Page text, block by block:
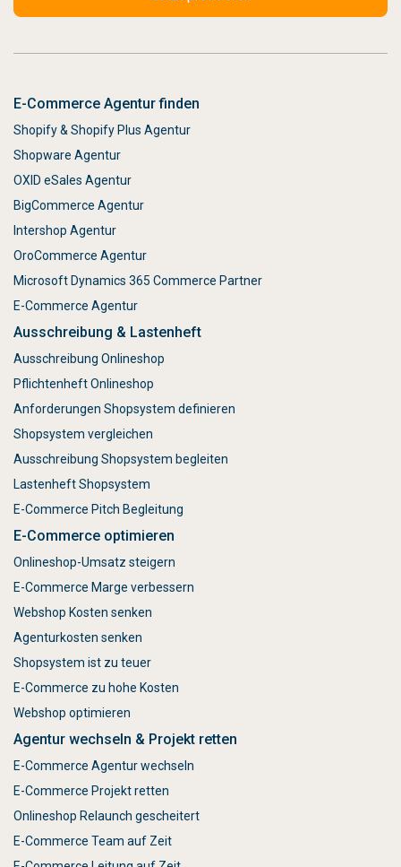
E-Commerce Agentur finden
Shopify & Shopify Plus Agentur
Shopware Agentur
OXID eSales Agentur
BigCommerce Agentur
Intershop Agentur
OroCommerce Agentur
Microsoft Dynamics 365 Commerce Partner
E-Commerce Agentur
Ausschreibung & Lastenheft
Ausschreibung Onlineshop
Pflichtenheft Onlineshop
Anforderungen Shopsystem definieren
Shopsystem vergleichen
Ausschreibung Shopsystem begleiten
Lastenheft Shopsystem
E-Commerce Pitch Begleitung
E-Commerce optimieren
Onlineshop-Umsatz steigern
E-Commerce Marge verbessern
Webshop Kosten senken
Agenturkosten senken
Shopsystem ist zu teuer
E-Commerce zu hohe Kosten
Webshop optimieren
Agentur wechseln & Projekt retten
E-Commerce Agentur wechseln
E-Commerce Projekt retten
Onlineshop Relaunch gescheitert
E-Commerce Team auf Zeit